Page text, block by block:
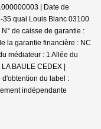
| Date de
35 quai Louis Blanc 03100
de caisse de garantie :
la garantie financière : NC
médiateur : 1 Allée du
BAULE CEDEX |
du label :
indépendante